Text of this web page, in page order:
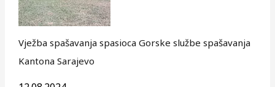
Vježba spašavanja spasioca Gorske službe spašavanja
Kantona Sarajevo